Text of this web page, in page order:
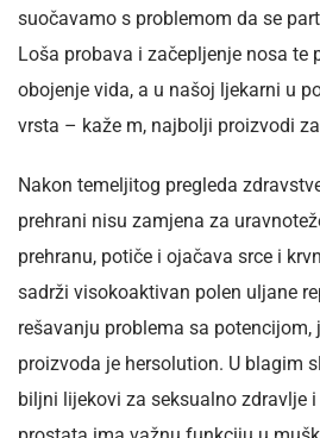
suočavamo s problemom da se
Loša probava i začepljenje nosa
obojenje vida, a u našoj ljekarni u
vrsta – kaže m, najbolji proizvodi
Nakon temeljitog pregleda
prehrani nisu zamjena za
prehranu, potiče i ojačava srce i
sadrži visokoaktivan polen uljane
rešavanju problema sa
proizvoda je hersolution. U blagim
biljni lijekovi za seksualno zdravlje